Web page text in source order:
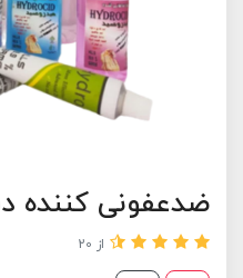
ضدعفونی
از 20